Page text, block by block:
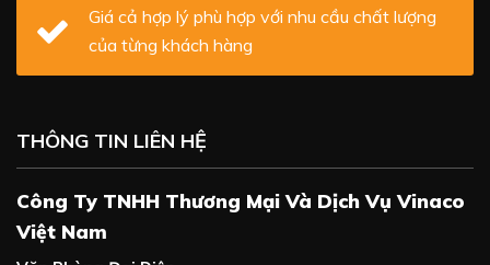
Giá cả hợp lý phù hợp với nhu cầu chất lượng
của từng khách hàng
THÔNG TIN LIÊN HỆ
Công Ty TNHH Thương Mại Và Dịch Vụ Vinaco
Việt Nam